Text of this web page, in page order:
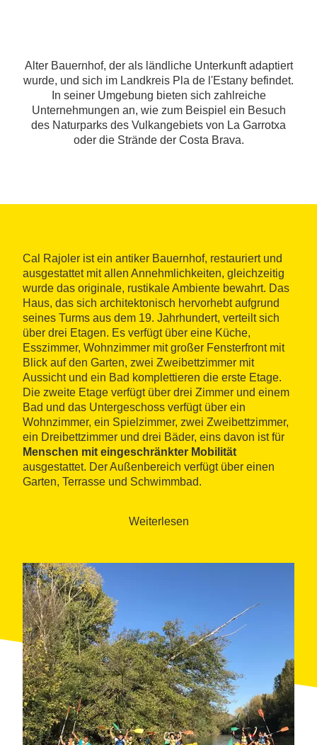
Alter Bauernhof, der als ländliche Unterkunft adaptiert
wurde, und sich im Landkreis Pla de l'Estany befindet.
In seiner Umgebung bieten sich zahlreiche
Unternehmungen an, wie zum Beispiel ein Besuch
des Naturparks des Vulkangebiets von La Garrotxa
oder die Strände der Costa Brava.
Cal Rajoler ist ein antiker Bauernhof, restauriert und
ausgestattet mit allen Annehmlichkeiten, gleichzeitig
wurde das originale, rustikale Ambiente bewahrt. Das
Haus, das sich architektonisch hervorhebt aufgrund
seines Turms aus dem 19. Jahrhundert, verteilt sich
über drei Etagen. Es verfügt über eine Küche,
Esszimmer, Wohnzimmer mit großer Fensterfront mit
Blick auf den Garten, zwei Zweibettzimmer mit
Aussicht und ein Bad komplettieren die erste Etage.
Die zweite Etage verfügt über drei Zimmer und einem
Bad und das Untergeschoss verfügt über ein
Wohnzimmer, ein Spielzimmer, zwei Zweibettzimmer,
ein Dreibettzimmer und drei Bäder, eins davon ist für
Menschen mit eingeschränkter Mobilität
ausgestattet. Der Außenbereich verfügt über einen
Garten, Terrasse und Schwimmbad.
Alt Empordà, in der Nähe desNaturparks vulkanische
verschiedene Möglichkeiten bietet.
Weiterlesen